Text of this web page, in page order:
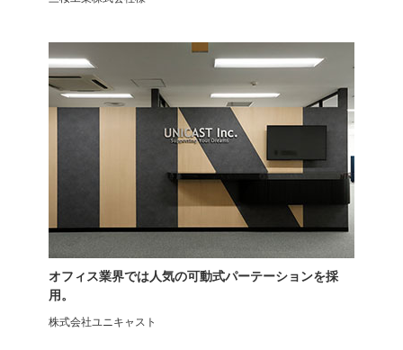
ミーティングチェア
2脚セット
平行スタッキングチェア
PROVOUR
オフィス業界では人気の可動式パーテーションを採
用。
株式会社ユニキャスト